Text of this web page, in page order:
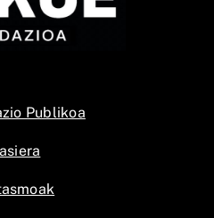
Publikoa